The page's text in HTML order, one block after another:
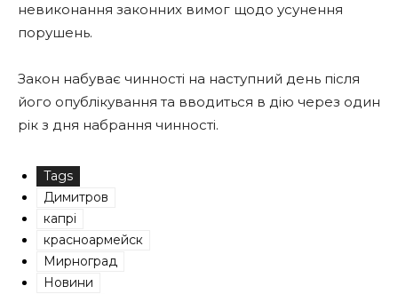
невиконання законних вимог щодо усунення
порушень.
Закон набуває чинності на наступний день після
його опублікування та вводиться в дію через один
рік з дня набрання чинності.
Tags
Димитров
капрі
красноармейск
Мирноград
Новини